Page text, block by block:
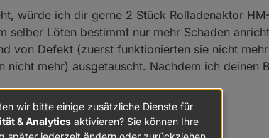
würde ich dir gerne 2 Stück Rolladenaktor
selber Löten bestimmt nur mehr Schaden
von Defekt (zuerst funktionierten sie nicht
nicht mehr) ausgetauscht. Nachdem ich deinen
Bedingungen einverstanden.
wir bitte einige zusätzliche Dienste für
& Analytics aktivieren? Sie können Ihre